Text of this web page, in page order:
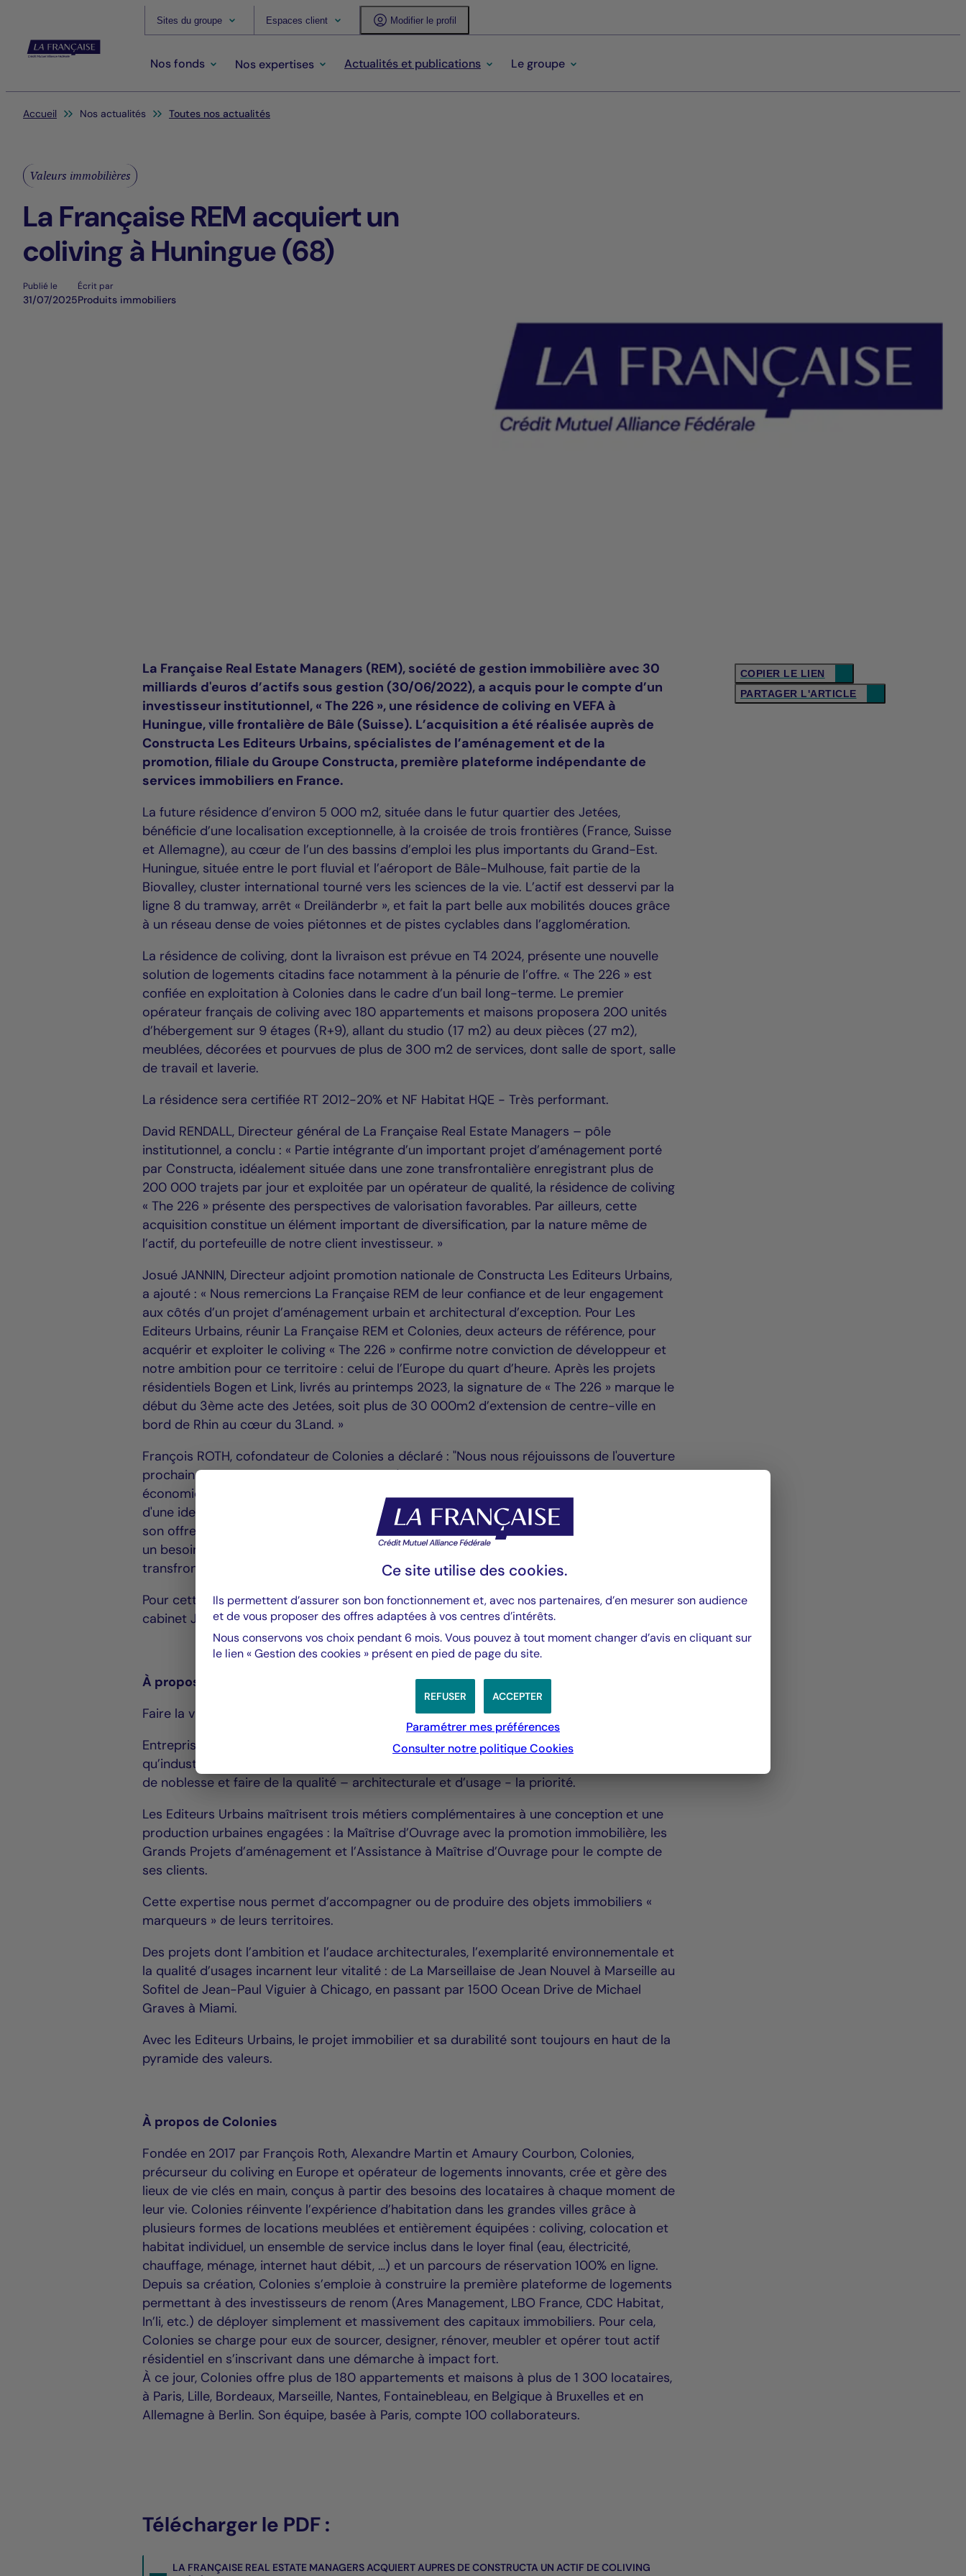
Sites du groupe Espaces client Modifier le profil
Nos fonds Nos expertises Actualités et publications Le groupe
Vous êtes ici:
Accueil Nos actualités Toutes nos actualités
Valeurs immobilières
La Française REM acquiert un
coliving à Huningue (68)
Publié le
31/07/2025
Écrit par
Produits immobiliers
COPIER LE LIEN
PARTAGER L'ARTICLE
La Française Real Estate Managers (REM), société de gestion immobilière avec 30
milliards d'euros d’actifs sous gestion (30/06/2022), a acquis pour le compte d’un
investisseur institutionnel, « The 226 », une résidence de coliving en VEFA à
Huningue, ville frontalière de Bâle (Suisse). L’acquisition a été réalisée auprès de
Constructa Les Editeurs Urbains, spécialistes de l’aménagement et de la
promotion, filiale du Groupe Constructa, première plateforme indépendante de
services immobiliers en France.
La future résidence d’environ 5 000 m2, située dans le futur quartier des Jetées,
bénéficie d’une localisation exceptionnelle, à la croisée de trois frontières (France, Suisse
et Allemagne), au cœur de l’un des bassins d’emploi les plus importants du Grand-Est.
Huningue, située entre le port fluvial et l’aéroport de Bâle-Mulhouse, fait partie de la
Biovalley, cluster international tourné vers les sciences de la vie. L’actif est desservi par la
ligne 8 du tramway, arrêt « Dreiländerbr », et fait la part belle aux mobilités douces grâce
à un réseau dense de voies piétonnes et de pistes cyclables dans l’agglomération.
La résidence de coliving, dont la livraison est prévue en T4 2024, présente une nouvelle
solution de logements citadins face notamment à la pénurie de l’offre. « The 226 » est
confiée en exploitation à Colonies dans le cadre d’un bail long-terme. Le premier
opérateur français de coliving avec 180 appartements et maisons proposera 200 unités
d’hébergement sur 9 étages (R+9), allant du studio (17 m2) au deux pièces (27 m2),
meublées, décorées et pourvues de plus de 300 m2 de services, dont salle de sport, salle
de travail et laverie.
La résidence sera certifiée RT 2012-20% et NF Habitat HQE - Très performant.
David RENDALL, Directeur général de La Française Real Estate Managers – pôle
institutionnel, a conclu : « Partie intégrante d’un important projet d’aménagement porté
par Constructa, idéalement située dans une zone transfrontalière enregistrant plus de
200 000 trajets par jour et exploitée par un opérateur de qualité, la résidence de coliving
« The 226 » présente des perspectives de valorisation favorables. Par ailleurs, cette
acquisition constitue un élément important de diversification, par la nature même de
l’actif, du portefeuille de notre client investisseur. »
Josué JANNIN, Directeur adjoint promotion nationale de Constructa Les Editeurs Urbains,
a ajouté : « Nous remercions La Française REM de leur confiance et de leur engagement
aux côtés d’un projet d’aménagement urbain et architectural d’exception. Pour Les
Editeurs Urbains, réunir La Française REM et Colonies, deux acteurs de référence, pour
acquérir et exploiter le coliving « The 226 » confirme notre conviction de développeur et
notre ambition pour ce territoire : celui de l’Europe du quart d’heure. Après les projets
résidentiels Bogen et Link, livrés au printemps 2023, la signature de « The 226 » marque le
début du 3ème acte des Jetées, soit plus de 30 000m2 d’extension de centre-ville en
bord de Rhin au cœur du 3Land. »
François ROTH, cofondateur de Colonies a déclaré : "Nous nous réjouissons de l'ouverture
prochaine de cette résidence au cœur de l'Eurodistrict Trinational. Un territoire au bassin
économique dynamique que nous travaillons depuis les prémices de Colonies. Forte
d'une identité architecturale iconique pensée par Nicolas Laisné Architectes ainsi que de
son offre alliant design, convivialité et flexibilité, la résidence de coliving répondra ainsi à
un besoin croissant de logements des jeunes actifs, étudiants et travailleurs
transfrontaliers de la zone, et sera adaptée aux nouveaux usages de cette population."
Pour cette opération, La Française REM était conseillée par l’étude Allez et Associés, le
cabinet Jeantet ainsi que I2F.
À propos de Constructa Les Editeurs Urbains
Faire la ville est un métier d’intérêt général.
Entreprise familiale, Les Editeurs Urbains défendent une approche artisanale plutôt
qu’industrialisée, convaincus que la promotion immobilière doit renouer avec ses lettres
de noblesse et faire de la qualité – architecturale et d’usage - la priorité.
Les Editeurs Urbains maîtrisent trois métiers complémentaires à une conception et une
production urbaines engagées : la Maîtrise d’Ouvrage avec la promotion immobilière, les
Grands Projets d’aménagement et l’Assistance à Maîtrise d’Ouvrage pour le compte de
ses clients.
Cette expertise nous permet d’accompagner ou de produire des objets immobiliers «
marqueurs » de leurs territoires.
Des projets dont l’ambition et l’audace architecturales, l’exemplarité environnementale et
la qualité d’usages incarnent leur vitalité : de La Marseillaise de Jean Nouvel à Marseille au
Sofitel de Jean-Paul Viguier à Chicago, en passant par 1500 Ocean Drive de Michael
Graves à Miami.
Avec les Editeurs Urbains, le projet immobilier et sa durabilité sont toujours en haut de la
pyramide des valeurs.
À propos de Colonies
Fondée en 2017 par François Roth, Alexandre Martin et Amaury Courbon, Colonies,
précurseur du coliving en Europe et opérateur de logements innovants, crée et gère des
lieux de vie clés en main, conçus à partir des besoins des locataires à chaque moment de
leur vie. Colonies réinvente l’expérience d’habitation dans les grandes villes grâce à
plusieurs formes de locations meublées et entièrement équipées : coliving, colocation et
habitat individuel, un ensemble de service inclus dans le loyer final (eau, électricité,
chauffage, ménage, internet haut débit, …) et un parcours de réservation 100% en ligne.
Depuis sa création, Colonies s’emploie à construire la première plateforme de logements
permettant à des investisseurs de renom (Ares Management, LBO France, CDC Habitat,
In’li, etc.) de déployer simplement et massivement des capitaux immobiliers. Pour cela,
Colonies se charge pour eux de sourcer, designer, rénover, meubler et opérer tout actif
résidentiel en s’inscrivant dans une démarche à impact fort.
À ce jour, Colonies offre plus de 180 appartements et maisons à plus de 1 300 locataires,
à Paris, Lille, Bordeaux, Marseille, Nantes, Fontainebleau, en Belgique à Bruxelles et en
Allemagne à Berlin. Son équipe, basée à Paris, compte 100 collaborateurs.
Télécharger le PDF :
LA FRANÇAISE REAL ESTATE MANAGERS ACQUIERT AUPRES DE CONSTRUCTA UN ACTIF DE COLIVING
Ce site utilise des cookies.
Ils permettent d’assurer son bon fonctionnement et, avec nos partenaires, d’en mesurer son audience
et de vous proposer des offres adaptées à vos centres d’intérêts.
Nous conservons vos choix pendant 6 mois. Vous pouvez à tout moment changer d’avis en cliquant sur
le lien « Gestion des cookies » présent en pied de page du site.
ACCEPTER
REFUSER
Paramétrer mes préférences
Consulter notre politiqueCookies